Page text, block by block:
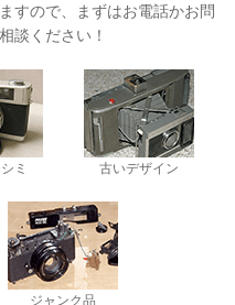
すので、まずはお電話かお問
談ください！
ミ 古いデザイン
ジャンク品